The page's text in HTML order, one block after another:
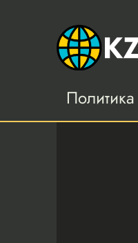
Политика